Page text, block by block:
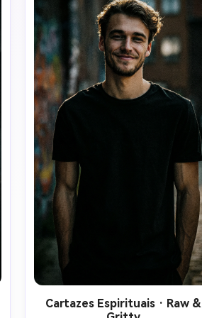
hiperrealista, sem desenhos
animados, sem ilustrações, sem
texto. Projetado como um pôster
de filme viral no TikTok e no
Instagram.
Cartazes Espirituais · Raw &